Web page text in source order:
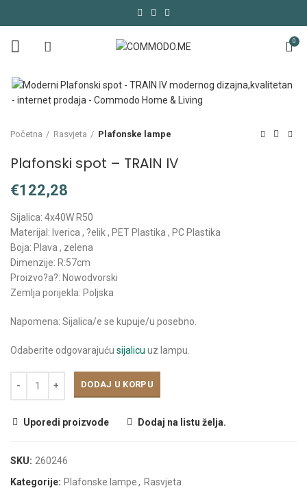
0
Početna Rasvjeta Plafonske lampe
Plafonski spot – TRAIN IV
€
Sijalica: 4x40W R50
Materijal: Iverica , ?elik , PET Plastika , PC Plastika
Boja: Plava , zelena
Dimenzije: R:57cm
Proizvo?a?: Nowodvorski
Zemlja porijekla: Poljska
Napomena: Sijalica/e se kupuje/u posebno.
Odaberite odgovarajuću sijalicu uz lampu.
DODAJ U KORPU
Uporedi proizvode Dodaj na listu želja.
SKU: 260246
Kategorije: Plafonske lampe, Rasvjeta